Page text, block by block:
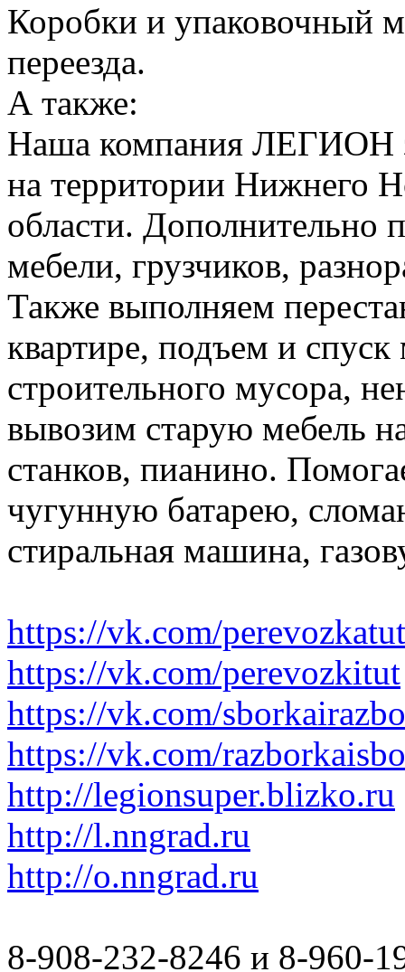
Коробки и упаковочный
переезда.
А также:
Наша компания ЛЕГИОН
на территории Нижнего
области. Дополнительно
мебели, грузчиков,
Также выполняем
квартире, подъем и спуск
строительного мусора,
вывозим старую мебель
станков, пианино.
чугунную батарею,
стиральная машина,
https://vk.com/perevozkatut
https://vk.com/perevozkitut
https://vk.com/
https://vk.com/
http://legionsuper.blizko.ru
http://l.nngrad.ru
http://o.nngrad.ru
8-908-232-8246 и 8-960-